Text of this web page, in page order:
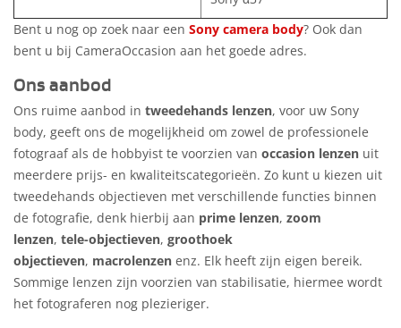
Bent u nog op zoek naar een Sony camera body? Ook dan
bent u bij CameraOccasion aan het goede adres.
Ons aanbod
Ons ruime aanbod in tweedehands lenzen, voor uw Sony
body, geeft ons de mogelijkheid om zowel de professionele
fotograaf als de hobbyist te voorzien van occasion lenzen uit
meerdere prijs- en kwaliteitscategorieën. Zo kunt u kiezen uit
tweedehands objectieven met verschillende functies binnen
de fotografie, denk hierbij aan prime lenzen, zoom
lenzen, tele-objectieven, groothoek
objectieven, macrolenzen enz. Elk heeft zijn eigen bereik.
Sommige lenzen zijn voorzien van stabilisatie, hiermee wordt
het fotograferen nog plezieriger.